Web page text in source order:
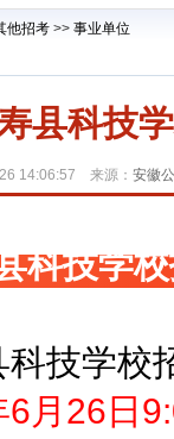
他招考 >> 事业单位
县科技
14:06:57 来源： 安徽
科技学
技学校
月26日